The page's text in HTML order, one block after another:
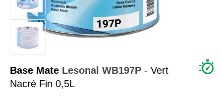
INSTALLATION LABO
TUTORIEL & CONSEILS
Base Mate Lesonal WB197P - Vert
Nacré Fin 0,5L